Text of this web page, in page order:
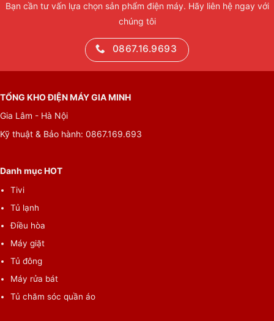
Bạn cần tư vấn lựa chọn sản phẩm điện máy. Hãy liên hệ ngay với
chúng tôi
0867.16.9693
TỔNG KHO ĐIỆN MÁY GIA MINH
Gia Lâm - Hà Nội
Kỹ thuật & Bảo hành: 0867.169.693
Danh mục HOT
Tivi
Tủ lạnh
Điều hòa
Máy giặt
Tủ đông
Máy rửa bát
Tủ chăm sóc quần áo